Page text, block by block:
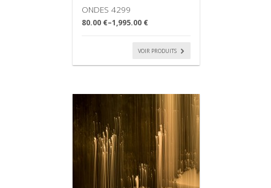
ONDES 4299
80.00 €–1,995.00 €
VOIR PRODUITS